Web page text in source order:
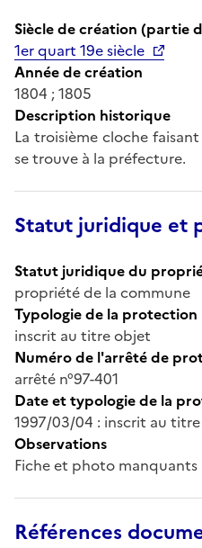
Siècle de création (partie
1er quart 19e siècle
Année de création
1804 ; 1805
Description historique
La troisième cloche
se trouve à la préfecture.
Statut juridique et
Statut juridique du
propriété de la commune
Typologie de la protection
inscrit au titre objet
Numéro de l'arrêté de
arrêté n°97-401
Date et typologie de la
1997/03/04 : inscrit au
Observations
Fiche et photo manquants
Références